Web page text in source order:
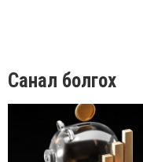
Санал болгох